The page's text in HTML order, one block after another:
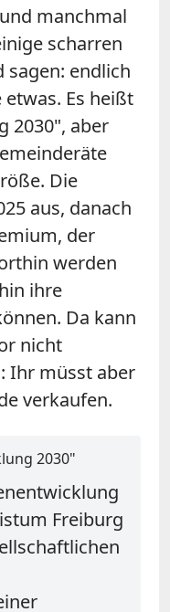
manchmal
scharren
sagen: endlich
Es heißt
2030", aber
Die
aus, danach
der
werden
ihre
Da kann
nicht
Ihr müsst aber
verkaufen.
2030"
Freiburg